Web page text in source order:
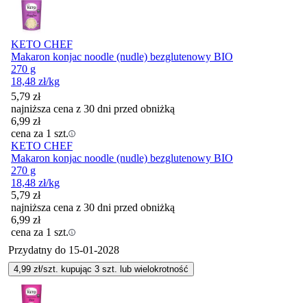
KETO CHEF
Makaron konjac noodle (nudle) bezglutenowy BIO
270 g
18,48 zł/kg
5,79 zł
najniższa cena z 30 dni przed obniżką
6,99 zł
cena za 1 szt.
KETO CHEF
Makaron konjac noodle (nudle) bezglutenowy BIO
270 g
18,48 zł/kg
5,79 zł
najniższa cena z 30 dni przed obniżką
6,99 zł
cena za 1 szt.
Przydatny do 15-01-2028
4,99 zł/szt. kupując 3 szt. lub wielokrotność